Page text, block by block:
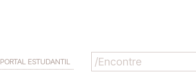
PORTAL ESTUDANTIL